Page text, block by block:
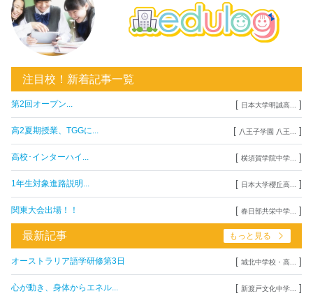
注目校！新着記事一覧
第2回オープン... [ 日本大学明誠高... ]
高2夏期授業、TGGに... [ 八王子学園 八王... ]
高校･インターハイ... [ 横須賀学院中学... ]
1年生対象進路説明... [ 日本大学櫻丘高... ]
関東大会出場！！ [ 春日部共栄中学... ]
最新記事 もっと見る
オーストラリア語学研修第3日 [ 城北中学校・高... ]
心が動き、身体からエネル... [ 新渡戸文化中学... ]